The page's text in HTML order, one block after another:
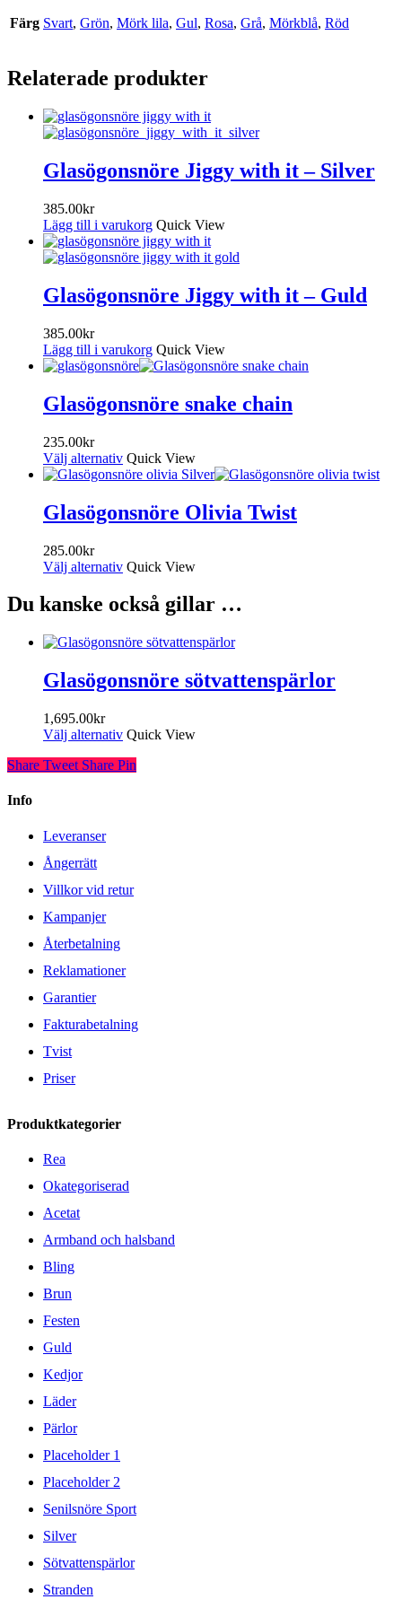
Färg Svart, Grön, Mörk lila, Gul, Rosa, Grå, Mörkblå, Röd
Relaterade produkter
Glasögonsnöre Jiggy with it – Silver
385.00kr
Lägg till i varukorg Quick View
Glasögonsnöre Jiggy with it – Guld
385.00kr
Lägg till i varukorg Quick View
Glasögonsnöre snake chain
235.00kr
Välj alternativ Quick View
Glasögonsnöre Olivia Twist
285.00kr
Välj alternativ Quick View
Du kanske också gillar …
Glasögonsnöre sötvattenspärlor
1,695.00kr
Välj alternativ Quick View
Share Tweet Share Pin
Info
Leveranser
Ångerrätt
Villkor vid retur
Kampanjer
Återbetalning
Reklamationer
Garantier
Fakturabetalning
Tvist
Priser
Produktkategorier
Rea
Okategoriserad
Acetat
Armband och halsband
Bling
Brun
Festen
Guld
Kedjor
Läder
Pärlor
Placeholder 1
Placeholder 2
Senilsnöre Sport
Silver
Sötvattenspärlor
Stranden